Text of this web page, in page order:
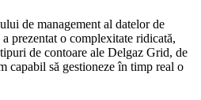
de management al datelor de
prezentat o complexitate ridicată,
de contoare ale Delgaz Grid, de
capabil să gestioneze în timp real o